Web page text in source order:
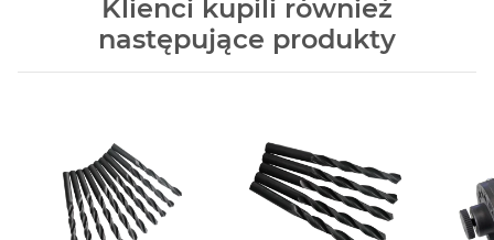
Klienci kupili również
następujące produkty